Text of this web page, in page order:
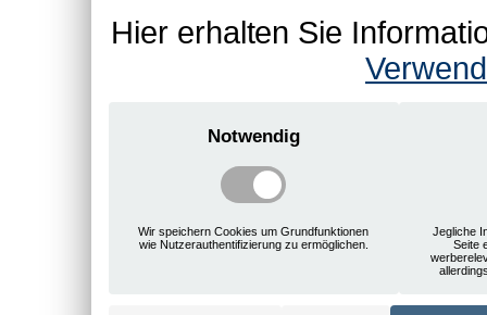
Hier erhalten Sie
Notwendig
Wir speichern Cookies um Grundfunktionen
wie Nutzerauthentifizierung zu ermöglichen.
Jegliche
Seite